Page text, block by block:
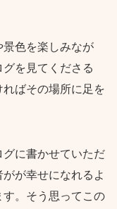
色を楽しみなが
を見てくださる
ばその場所に足を
に書かせていただ
が幸せになれるよ
。そう思ってこの